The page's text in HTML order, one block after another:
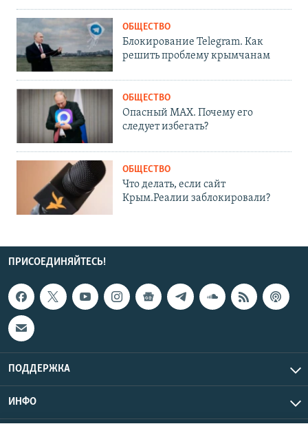
ОБЩЕСТВО
Блокирование Telegram. Как
решить проблему крымчанам
ОБЩЕСТВО
Опасный MAX. Почему его
следует избегать?
ОБЩЕСТВО
Что делать, если сайт
Крым.Реалии заблокировали?
ПРИСОЕДИНЯЙТЕСЬ!
ПОДДЕРЖКА
ИНФО